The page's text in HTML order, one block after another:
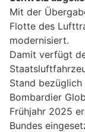
Mit der
Flotte des
modernisiert.
Damit verfügt
Stand
Bombardier
Frühjahr 2025
Bundes